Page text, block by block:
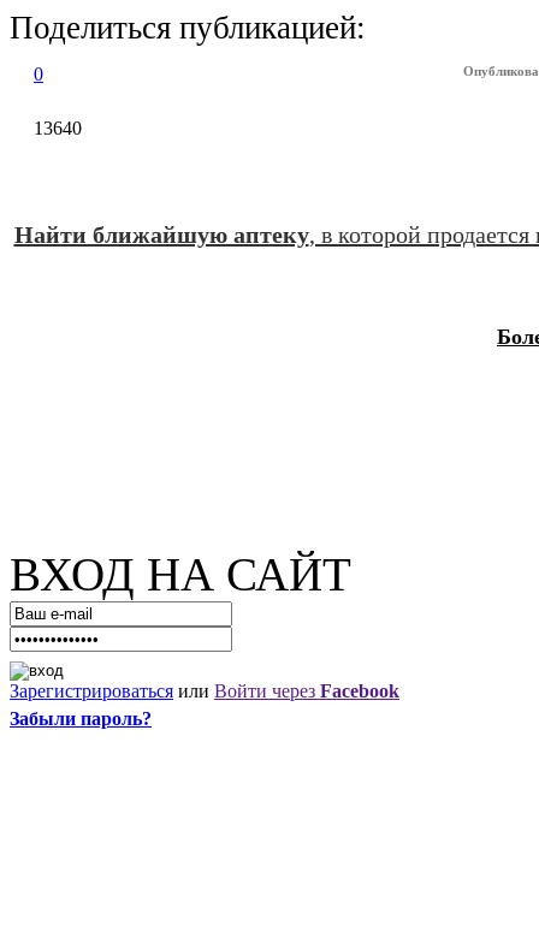
Поделиться публикацией:
0
13640
Найти ближайшую аптеку, в которой
ВХОД НА САЙТ
Зарегистрироваться или Войти через Facebook
Забыли пароль?